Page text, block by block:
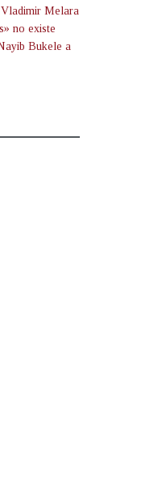
Vladimir Melara
no existe
Bukele a